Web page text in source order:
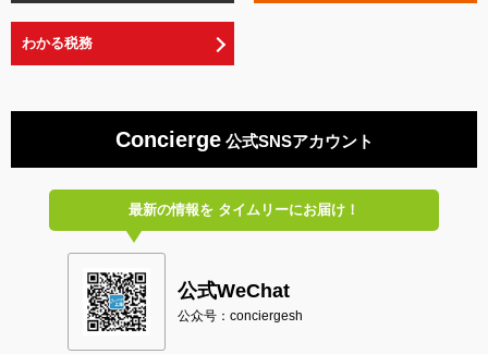
わかる税務
Concierge公式SNSアカウント
最新の情報をタイムリーにお届け！
公式WeChat
公众号：conciergesh